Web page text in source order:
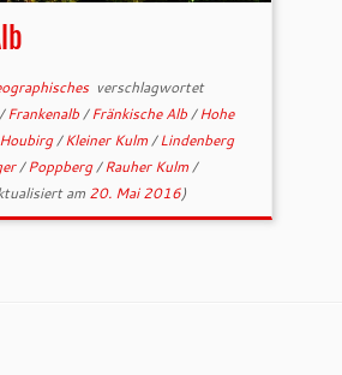
verschlagwortet
/Frankenalb/Fränkische Alb/Hohe
Houbirg/Kleiner Kulm/Lindenberg
/Poppberg/Rauher Kulm/
am 20. Mai 2016)